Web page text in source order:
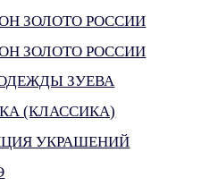
ЗОЛОТО РОССИИ
ЗОЛОТО РОССИИ
ЗУЕВА
(КЛАССИКА)
УКРАШЕНИЙ